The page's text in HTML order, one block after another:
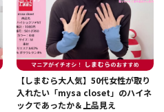
【しまむら大人気】50代女性が取り
入れたい「mysa closet」のハイネ
ックであったか＆上品見え